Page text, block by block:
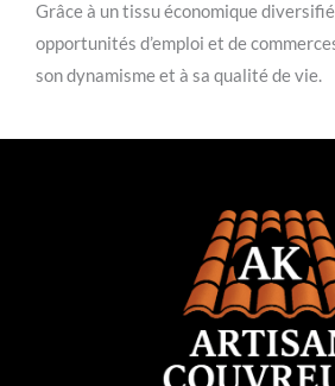
Grâce à un tissu économique
opportunités d’emploi et de
son dynamisme et à sa qualité de vie.